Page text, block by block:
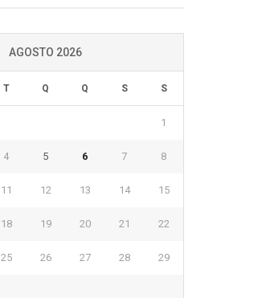
AGOSTO 2026
T Q Q S S
1
4 5 6 7 8
11 12 13 14 15
18 19 20 21 22
25 26 27 28 29